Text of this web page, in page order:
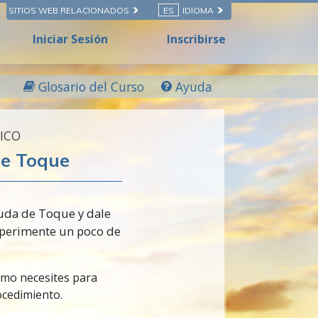
SITIOS WEB RELACIONADOS ES IDIOMA
Iniciar Sesión Inscribirse
Glosario del Curso Ayuda
Toque
de Toque y dale
un poco de
necesites para